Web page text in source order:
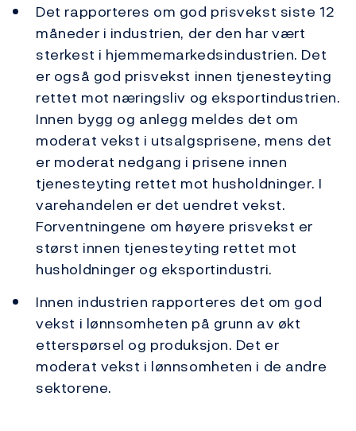
Det rapporteres om god prisvekst siste 12
måneder i industrien, der den har vært
sterkest i hjemmemarkedsindustrien. Det
er også god prisvekst innen tjenesteyting
rettet mot næringsliv og eksportindustrien.
Innen bygg og anlegg meldes det om
moderat vekst i utsalgsprisene, mens det
er moderat nedgang i prisene innen
tjenesteyting rettet mot husholdninger. I
varehandelen er det uendret vekst.
Forventningene om høyere prisvekst er
størst innen tjenesteyting rettet mot
husholdninger og eksportindustri.
Innen industrien rapporteres det om god
vekst i lønnsomheten på grunn av økt
etterspørsel og produksjon. Det er
moderat vekst i lønnsomheten i de andre
sektorene.